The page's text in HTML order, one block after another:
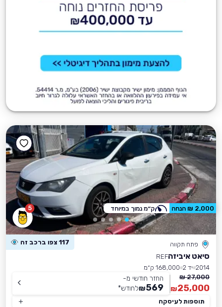
5
פתח תקווה 117 צפו ברכב זה
סיאט איביזהREF
2014 יד 2
168,000 ק״מ
27,000 ₪
25,000
₪
החזר חודשי מ-
569
₪לחודש*
תוספות לעיסקה
2,000 ₪ הנחה ק״מ נמוך במיוחד